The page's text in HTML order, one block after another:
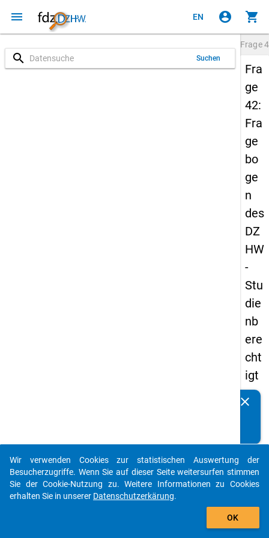
menu EN account_circle shopping_cart
search Suchen
Frage
Fra
ge
42:
Fra
ge
bo
ge
n
des
DZ
HW
-
Stu
die
nb
ere
cht
igt
en
s
20
08
clear
auto_stories
add_shopping_cart
Wir verwenden Cookies zur statistischen Auswertung der
Besucherzugriffe. Wenn Sie auf dieser Seite weitersurfen stimmen
Sie der Cookie-Nutzung zu. Weitere Informationen zu Cookies
erhalten Sie in unserer Datenschutzerkärung.
OK